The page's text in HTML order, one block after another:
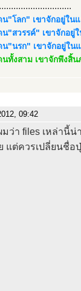
น"โลก" เขาจักอยู่ใน
น"สวรรค์" เขาจักอยู่
น"นรก" เขาจักอยู่ใน
นทั้งสาม เขาจักพึงสิ้
09:42
ว่า files เหล่านี้น่
แต่ควรเปลี่ยนชื่อ